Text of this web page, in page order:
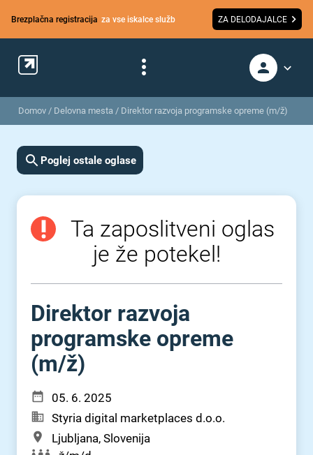
Brezplačna registracija za vse iskalce služb ZA DELODAJALCE
Domov / Delovna mesta / Direktor razvoja programske opreme (m/ž)
Poglej ostale oglase
Ta zaposlitveni oglas
je že potekel!
Direktor razvoja
programske opreme
(m⁠/⁠ž)
05. 6. 2025
Styria digital marketplaces d.o.o.
Ljubljana, Slovenija